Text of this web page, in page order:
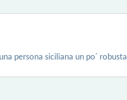
persona siciliana un po´ robusta